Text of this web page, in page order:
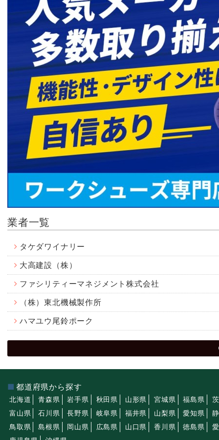
業者一覧
タケダワイナリー
大高建設（株）
ファシリティーマネジメント株式会社
（株）東北機械製作所
ハマユウ尾鈴ポーク
都道府県から探す
北海道 青森県 岩手県 秋田県 山形県 宮城県 福島県
富山県
石川県 長野県 岐阜県 福井県 山梨県 愛知県
鳥取県
島根県 岡山県 広島県 山口県 香川県 徳島県